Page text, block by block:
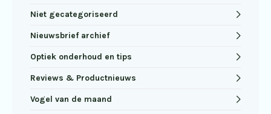
Niet gecategoriseerd
Nieuwsbrief archief
Optiek onderhoud en tips
Reviews & Productnieuws
Vogel van de maand